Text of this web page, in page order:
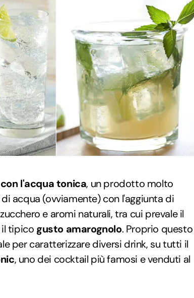
l'acqua tonica, un prodotto molto
acqua (ovviamente) con l'aggiunta di
e aromi naturali, tra cui prevale il
tipico gusto amarognolo. Proprio questo
per caratterizzare diversi drink, su tutti il
, uno dei cocktail più famosi e venduti al